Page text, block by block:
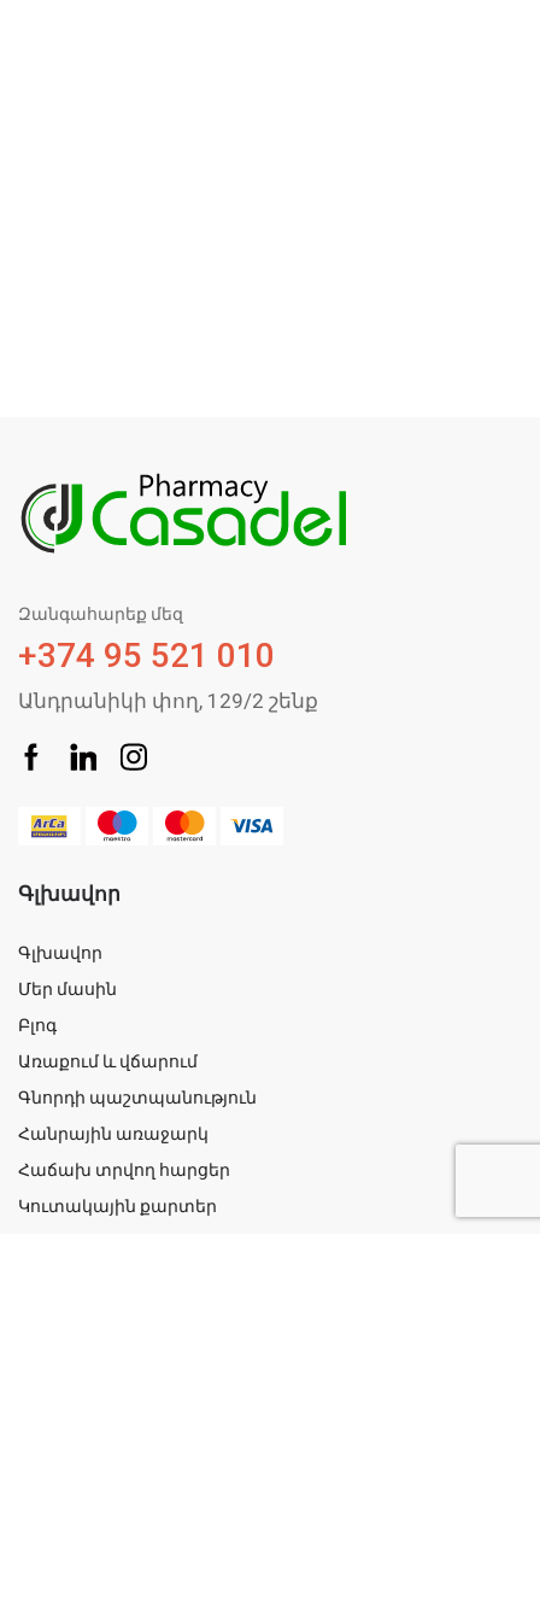
Զանգահարեք մեզ
+374 95 521 010
Անդրանիկի փող, 129/2 շենք
Գլխավոր
Գլխավոր
Մեր մասին
Բլոգ
Առաքում և վճարում
Գնորդի պաշտպանություն
Հանրային առաջարկ
Հաճախ տրվող հարցեր
Կուտակային քարտեր